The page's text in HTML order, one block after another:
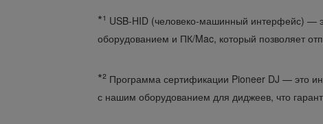
*¹ USB-HID (человеко-машинный интерфейс) —
оборудованием и ПК/Mac, который позволяет
*² Программа сертификации Pioneer DJ — это
с нашим оборудованием для диджеев, что